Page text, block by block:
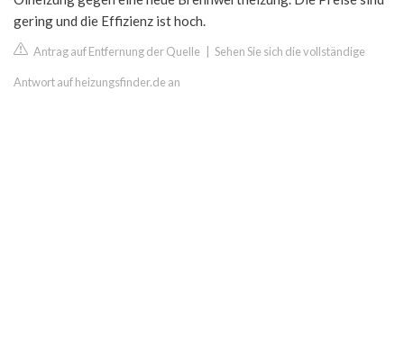
gering und die Effizienz ist hoch.
Antrag auf Entfernung der Quelle Sehen Sie sich die vollständige
Antwort auf heizungsfinder.de an